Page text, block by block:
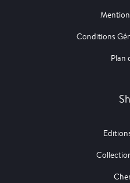
Conditions
Plan